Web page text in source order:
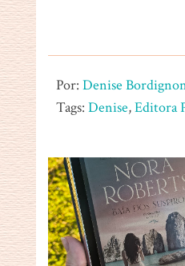
Por: Denise
Tags: Denise,Editora